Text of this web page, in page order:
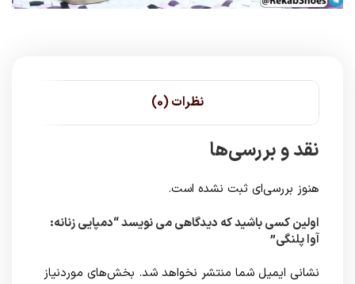
نظرات (0)
نقد و بررسی‌ها
هنوز بررسی‌ای ثبت نشده است.
اولین کسی باشید که دیدگاهی می نویسد “دمپایی زنانه:
آوا پلنگی”
نشانی ایمیل شما منتشر نخواهد شد. بخش‌های موردنیاز